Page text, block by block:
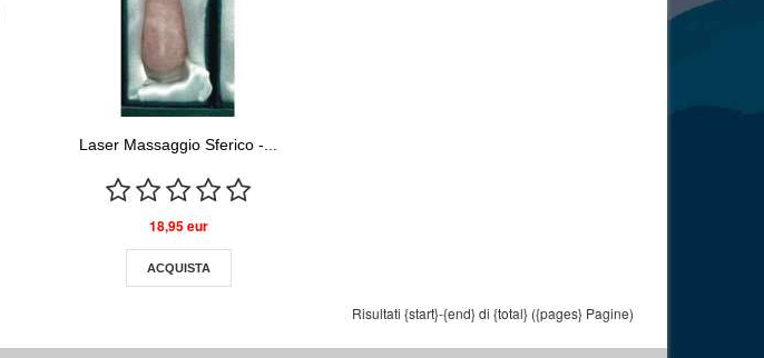
Laser Massaggio Sferico -...
18,95 eur
ACQUISTA
Risultati {start}-{end} di {total} ({pages} Pagine)